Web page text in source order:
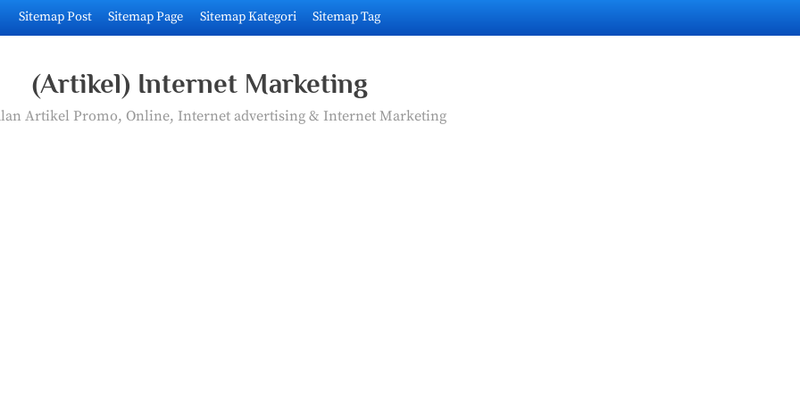
Sitemap Post Sitemap Page Sitemap Kategori Sitemap Tag
(Artikel) Internet Marketing
Artikel Promo, Online, Internet advertising & Internet Marketing